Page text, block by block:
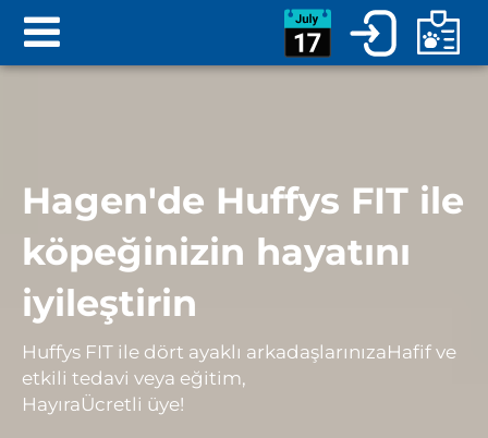
Hagen'de Huffys FIT ile
köpeğinizin hayatını
iyileştirin
Huffys FIT ile dört ayaklı arkadaşlarınızaHafif ve
etkili tedavi veya eğitim,
HayıraÜcretli üye!